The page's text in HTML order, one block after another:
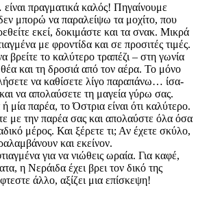
πραγματικά καλός! Πηγαίνουμε
μπορώ να παραλείψω τα μοχίτο, που
εκεί, δοκιμάστε και τα σνακ. Μικρά
με φροντίδα και σε προσιτές τιμές.
βρείτε το καλύτερο τραπέζι – στη γωνία
και τη δροσιά από τον αέρα. Το μόνο
να καθίσετε λίγο παραπάνω… ίσα-
να απολαύσετε τη μαγεία γύρω σας.
ή μία παρέα, το Όστρια είναι ότι καλύτερο.
με την παρέα σας και απολαύστε όλα όσα
μέρος. Και ξέρετε τι; Αν έχετε σκύλο,
και εκείνον.
για να νιώθεις ωραία. Για καφέ,
η Νεράιδα έχει βρει τον δικό της
άλλο, αξίζει μια επίσκεψη!